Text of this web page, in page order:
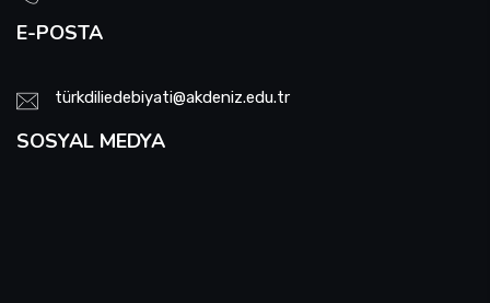
E-POSTA
türkdiliedebiyati@akdeniz.edu.tr
SOSYAL MEDYA